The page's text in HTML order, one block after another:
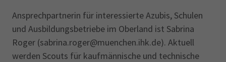
Ansprechpartnerin für interessierte Azubis, Schulen
und Ausbildungsbetriebe im Oberland ist Sabrina
Roger (sabrina.roger@muenchen.ihk.de). Aktuell
werden Scouts für kaufmännische und technische